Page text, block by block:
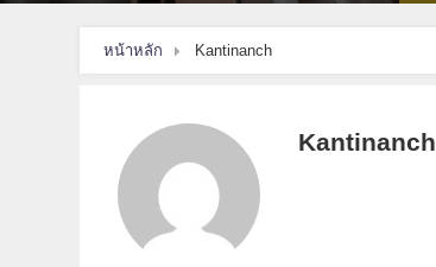
หน้าหลัก Kantinanch
Kantinanch